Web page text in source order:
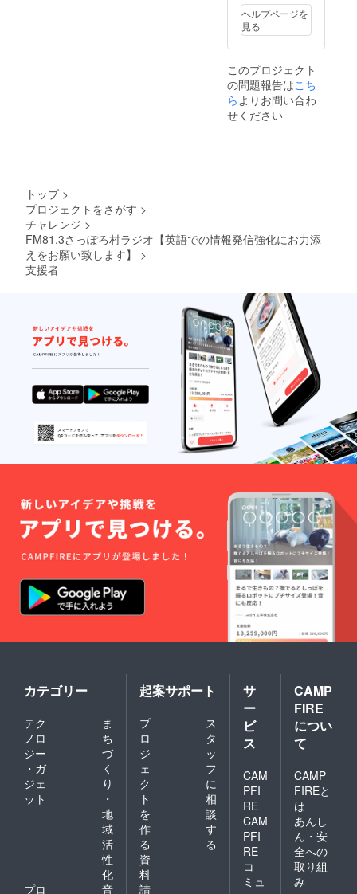
なお、
大変申
し訳あ
りませ
送は日
本国内
に限定
させて
いた
名をご
-----------
-----------
-----------
-----------
-----------
-----------
-----------
-----------
---------
will
broadc
ast
"thank
messa
ge" in
the
progra
m to
all
those
who
have
ed us. 2
Your
name
posted
on the
official
website
Sappor
Radio.
Sappor
Village
Radio
Charac
Goods
A pin
ヘルプページを
見る
このプロジェクト
の問題報告はこち
らよりお問い合わ
せください
トップ >
プロジェクトをさがす >
チャレンジ >
FM81.3さっぽろ村ラジオ【英語での情報発信強化にお力添
えをお願い致します】
>
支援者
カテゴリー
テク
ノロ
ジー
・ガ
ジェ
ット
ま
ち
づ
く
り
・
地
域
活
性
化
プロ
音
起案サポート
プ
ロ
ジ
ェ
ク
ト
を
作
る
ス
タ
ッ
フ
に
相
談
す
る
資
料
請
サ
ー
ビ
ス
CAM
PFI
RE
CAM
PFI
RE
コ
ミュ
CAMP
FIRE
につい
て
CAMP
FIREと
は
あんし
ん・安
全への
取り組
み